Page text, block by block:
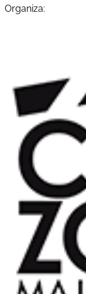
Organiza: